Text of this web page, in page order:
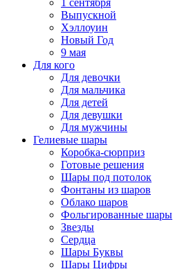
1 сентября
Выпускной
Хэллоуин
Новый Год
9 мая
Для кого
Для девочки
Для мальчика
Для детей
Для девушки
Для мужчины
Гелиевые шары
Коробка-сюрприз
Готовые решения
Шары под потолок
Фонтаны из шаров
Облако шаров
Фольгированные шары
Звезды
Сердца
Шары Буквы
Шары Цифры